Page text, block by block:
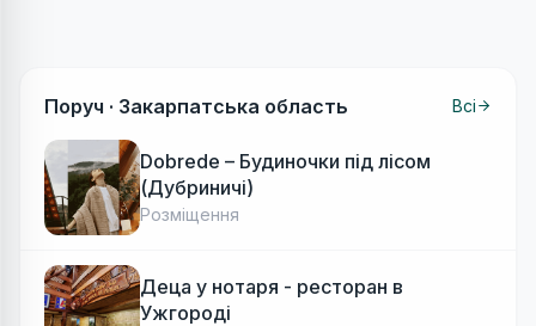
Поруч · Закарпатська область Всі
Dobrede – Будиночки під лісом
(Дубриничі)
Розміщення
Деца у нотаря - ресторан в
Ужгороді